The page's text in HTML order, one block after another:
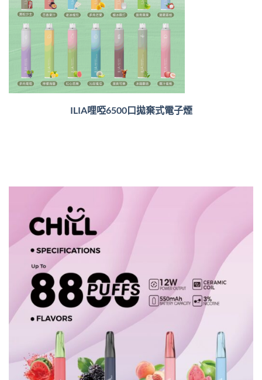
ILIA哩啞6500口拋棄式電子煙